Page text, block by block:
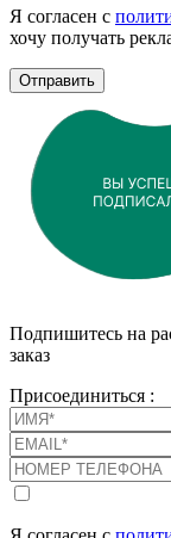
Я согласен с
хочу получать
Отправить
Подпишитесь на
заказ
Присоединиться :